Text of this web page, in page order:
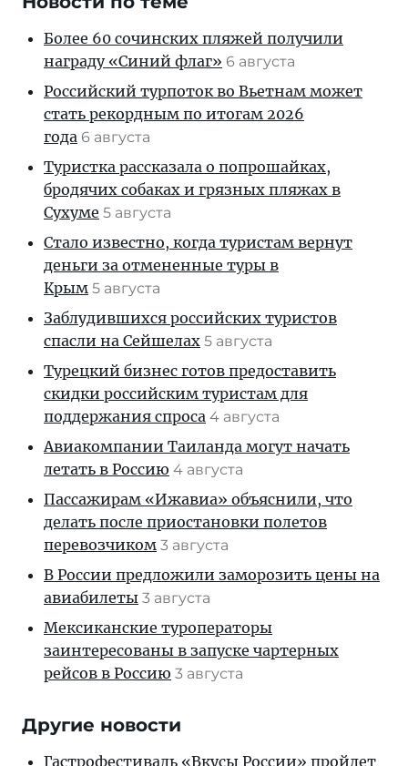
Более 60 сочинских пляжей получили
награду «Синий флаг» 6 августа
Российский турпоток во Вьетнам может
стать рекордным по итогам 2026
года 6 августа
Туристка рассказала о попрошайках,
бродячих собаках и грязных пляжах в
Сухуме 5 августа
Стало известно, когда туристам вернут
деньги за отмененные туры в
Крым 5 августа
Заблудившихся российских туристов
спасли на Сейшелах 5 августа
Турецкий бизнес готов предоставить
скидки российским туристам для
поддержания спроса 4 августа
Авиакомпании Таиланда могут начать
летать в Россию 4 августа
Пассажирам «Ижавиа» объяснили, что
делать после приостановки полетов
перевозчиком 3 августа
В России предложили заморозить цены на
авиабилеты 3 августа
Мексиканские туроператоры
заинтересованы в запуске чартерных
рейсов в Россию 3 августа
Другие новости
Гастрофестиваль «Вкусы России» пройдет